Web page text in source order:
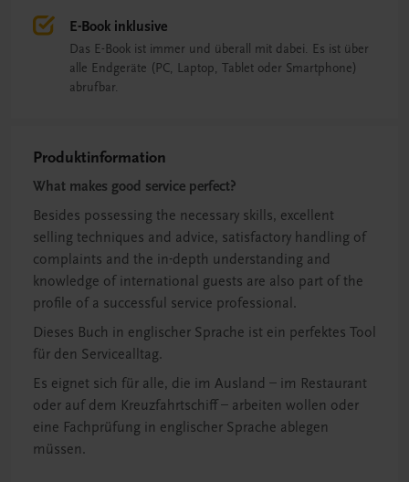
E-Book inklusive
Das E-Book ist immer und überall mit dabei. Es ist über
alle Endgeräte (PC, Laptop, Tablet oder Smartphone)
abrufbar.
Produktinformation
What makes good service perfect?
Besides possessing the necessary skills, excellent
selling techniques and advice, satisfactory handling of
complaints and the in-depth understanding and
knowledge of international guests are also part of the
profile of a successful service professional.
Dieses Buch in englischer Sprache ist ein perfektes Tool
für den Servicealltag.
Es eignet sich für alle, die im Ausland – im Restaurant
oder auf dem Kreuzfahrtschiff – arbeiten wollen oder
eine Fachprüfung in englischer Sprache ablegen
müssen.